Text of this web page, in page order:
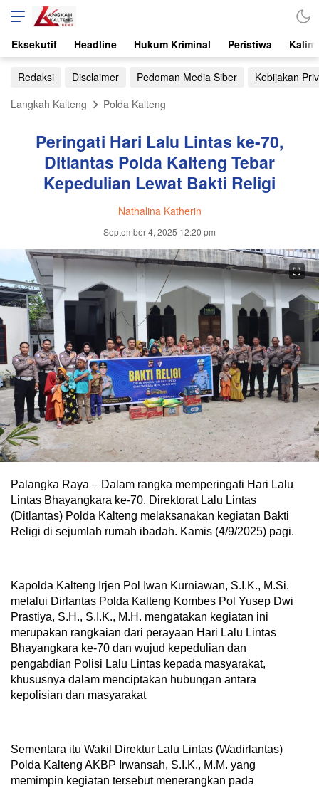
Eksekutif Headline Hukum Kriminal Peristiwa
Redaksi Disclaimer Pedoman Media Siber
Kebijakan
Langkah Kalteng
Polda Kalteng
Peringati Hari Lalu Lintas ke-70,
Ditlantas Polda Kalteng Tebar
Kepedulian Lewat Bakti Religi
Nathalina Katherin
September 4, 2025 12:20 pm
Palangka Raya – Dalam rangka memperingati Hari Lalu
Lintas Bhayangkara ke-70, Direktorat Lalu Lintas
(Ditlantas) Polda Kalteng melaksanakan kegiatan Bakti
Religi di sejumlah rumah ibadah. Kamis (4/9/2025) pagi.
Kapolda Kalteng Irjen Pol Iwan Kurniawan, S.I.K., M.Si.
melalui Dirlantas Polda Kalteng Kombes Pol Yusep Dwi
Prastiya, S.H., S.I.K., M.H. mengatakan kegiatan ini
merupakan rangkaian dari perayaan Hari Lalu Lintas
Bhayangkara ke-70 dan wujud kepedulian dan
pengabdian Polisi Lalu Lintas kepada masyarakat,
khususnya dalam menciptakan hubungan antara
kepolisian dan masyarakat
Sementara itu Wakil Direktur Lalu Lintas (Wadirlantas)
Polda Kalteng AKBP Irwansah, S.I.K., M.M. yang
memimpin kegiatan tersebut menerangkan pada